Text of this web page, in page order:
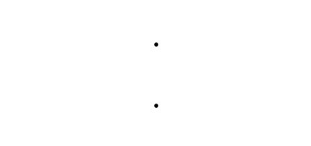
.
.